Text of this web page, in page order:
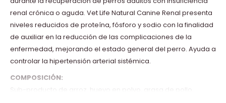
renal crónica o aguda. Vet Life Natural Canine Renal presenta
niveles reducidos de proteína, fósforo y sodio con la finalidad
de auxiliar en la reducción de las complicaciones de la
enfermedad, mejorando el estado general del perro. Ayuda a
controlar la hipertensión arterial sistémica.
COMPOSICIÓN:
Sub-producto de arroz, huevo en polvo, grasa de pollo,